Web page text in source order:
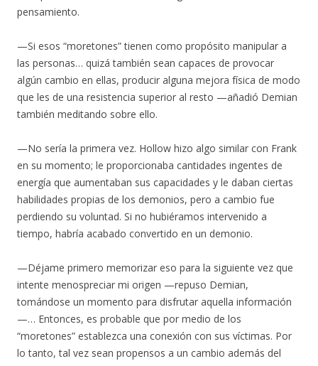
pensamiento.
—Si esos “moretones” tienen como propósito manipular a
las personas… quizá también sean capaces de provocar
algún cambio en ellas, producir alguna mejora física de modo
que les de una resistencia superior al resto —añadió Demian
también meditando sobre ello.
—No sería la primera vez. Hollow hizo algo similar con Frank
en su momento; le proporcionaba cantidades ingentes de
energía que aumentaban sus capacidades y le daban ciertas
habilidades propias de los demonios, pero a cambio fue
perdiendo su voluntad. Si no hubiéramos intervenido a
tiempo, habría acabado convertido en un demonio.
—Déjame primero memorizar eso para la siguiente vez que
intente menospreciar mi origen —repuso Demian,
tomándose un momento para disfrutar aquella información
—… Entonces, es probable que por medio de los
“moretones” establezca una conexión con sus víctimas. Por
lo tanto, tal vez sean propensos a un cambio además del